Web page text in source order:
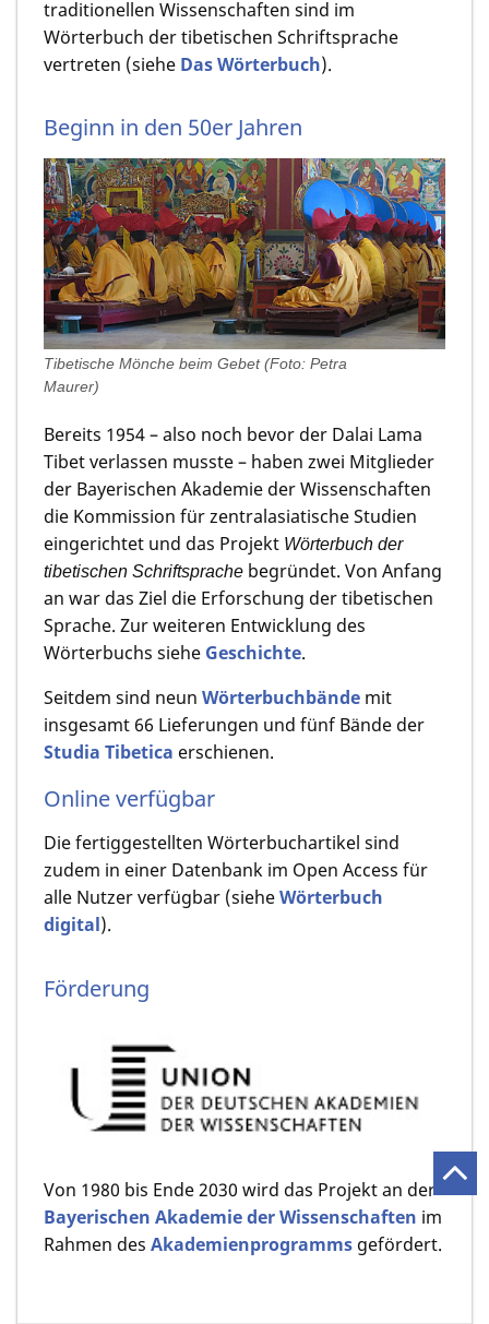
traditionellen Wissenschaften sind im
Wörterbuch der tibetischen Schrift­spra­che
vertreten (siehe Das Wörterbuch).
Beginn in den 50er Jahren
Tibetische Mönche beim Gebet (Foto: Petra
Maurer)
Bereits 1954 – also noch bevor der Dalai Lama
Tibet verlassen musste – haben zwei Mitglieder
der Bayerischen Akade­mie der Wissenschaften
die Kom­mis­sion für zentral­asia­ti­sche Studien
eingerich­tet und das Projekt Wörterbuch der
tibetischen Schriftsprache begründet. Von Anfang
an war das Ziel die Erforschung der tibetischen
Sprache. Zur weiteren Entwicklung des
Wörterbuchs siehe Geschichte.
Seitdem sind neun Wörterbuchbände mit
insgesamt 66 Lieferungen und fünf Bände der
Studia Tibetica erschienen.
Online verfügbar
Die fertiggestellten Wörterbuchartikel sind
zudem in einer Datenbank im Open Access für
alle Nutzer verfügbar (sieheWörterbuch
digital).
Förderung
Von 1980 bis Ende 2030 wird das Projekt an der
Bayerischen Akademie der Wissenschaften im
Rahmen des Akademienprogramms gefördert.